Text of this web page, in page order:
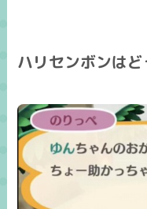
ハリセンボンは